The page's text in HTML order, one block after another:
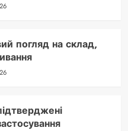
погляд на склад,